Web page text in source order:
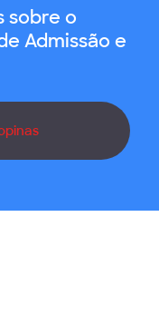
sobre o
Admissão e